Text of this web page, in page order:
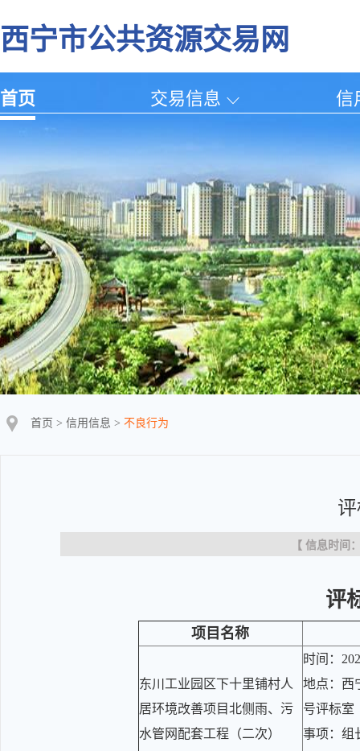
西宁市公共资源交易网
首页 交易信息 信
首页 > 信用信息 > 不良行为
【 信息时间
评
项目名称
东川工业园区下十里铺村人
居环境改善项目北侧雨、污
水管网配套工程（二次）
时间：
地点：西
号评标室
事项：组